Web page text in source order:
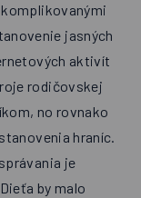
jasných
aktivít
rodičovskej
no rovnako
hraníc.
je
by malo